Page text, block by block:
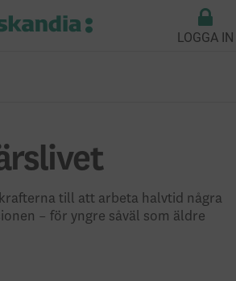
LOGGA IN
till att arbeta halvtid några
– för yngre såväl som äldre